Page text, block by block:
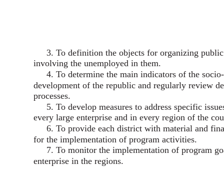
3. To definition the objects for organizing
involving the unemployed in them.
4. To determine the main indicators of the
development of the republic and regularly review
processes.
5. To develop measures to address specific
every large enterprise and in every region of the
6. To provide each district with material and
for the implementation of program activities.
7. To monitor the implementation of program
enterprise in the regions.